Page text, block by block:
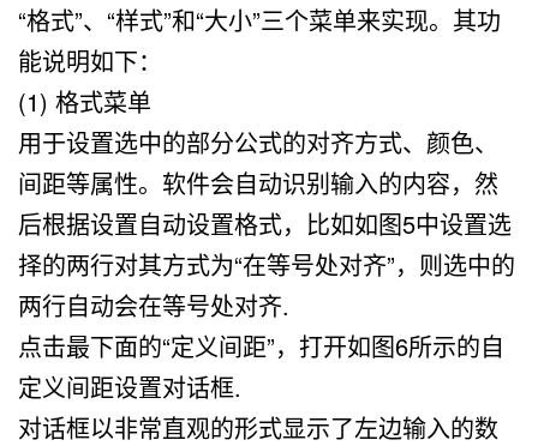
“格式”、“样式”和“大小”三个菜单来实现。其功
能说明如下：
(1) 格式菜单
用于设置选中的部分公式的对齐方式、颜色、
间距等属性。软件会自动识别输入的内容，然
后根据设置自动设置格式，比如如图5中设置选
择的两行对其方式为“在等号处对齐”，则选中的
两行自动会在等号处对齐.
点击最下面的“定义间距”，打开如图6所示的自
定义间距设置对话框.
对话框以非常直观的形式显示了左边输入的数